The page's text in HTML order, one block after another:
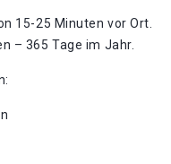
15-25 Minuten vor Ort.
– 365 Tage im Jahr.